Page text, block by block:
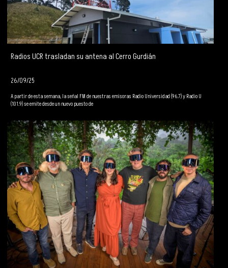
Radios UCR trasladan su antena al Cerro Gurdián
26/09/25
A partir de esta semana, la señal FM de nuestras emisoras Radio Universidad (96.7) y Radio U
(101.9) se emite desde un nuevo puesto de